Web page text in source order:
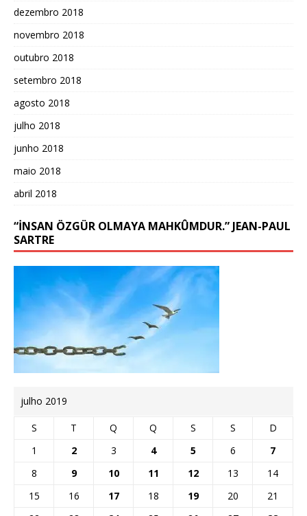
dezembro 2018
novembro 2018
outubro 2018
setembro 2018
agosto 2018
julho 2018
junho 2018
maio 2018
abril 2018
“İNSAN ÖZGÜR OLMAYA MAHKÛMDUR.” JEAN-PAUL
SARTRE
julho 2019
S T Q Q S S
D
1
2 3 4 5 6
7
8
9 10 11 12 13
14
15
16 17 18 19 20
21